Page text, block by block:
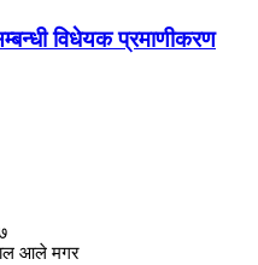
विधेयक प्रमाणीकरण
आले मगर